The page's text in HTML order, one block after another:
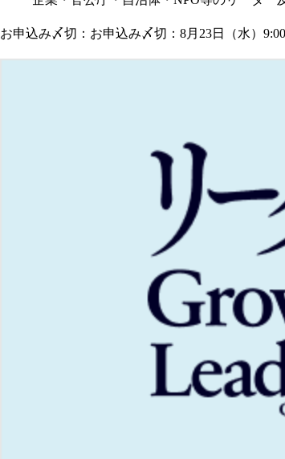
お申込み〆切：お申込み〆切：8月23日（水）9:00